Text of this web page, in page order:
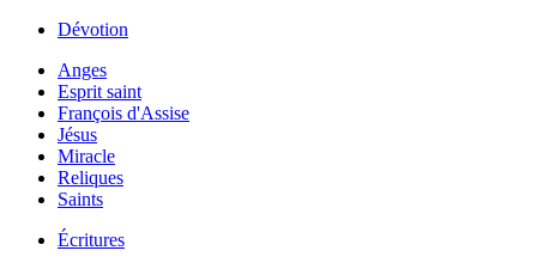
Dévotion
Anges
Esprit saint
François d'Assise
Jésus
Miracle
Reliques
Saints
Écritures